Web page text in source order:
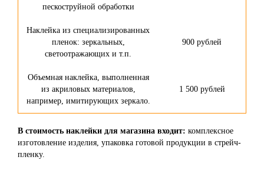
пескоструйной обработки
Наклейка из специализированных
пленок: зеркальных,
светоотражающих и т.п.
900 рублей
Объемная наклейка, выполненная
из акриловых материалов,
например, имитирующих зеркало.
1 500 рублей
В стоимость наклейки для магазина входит: комплексное
изготовление изделия, упаковка готовой продукции в стрейч-
пленку.